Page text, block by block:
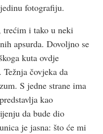
fotografiju.
trećim i tako u neki
apsurda. Dovoljno se
kuta ovdje
čovjeka da
S jedne strane ima
kao
da bude dio
je jasna: što će mi